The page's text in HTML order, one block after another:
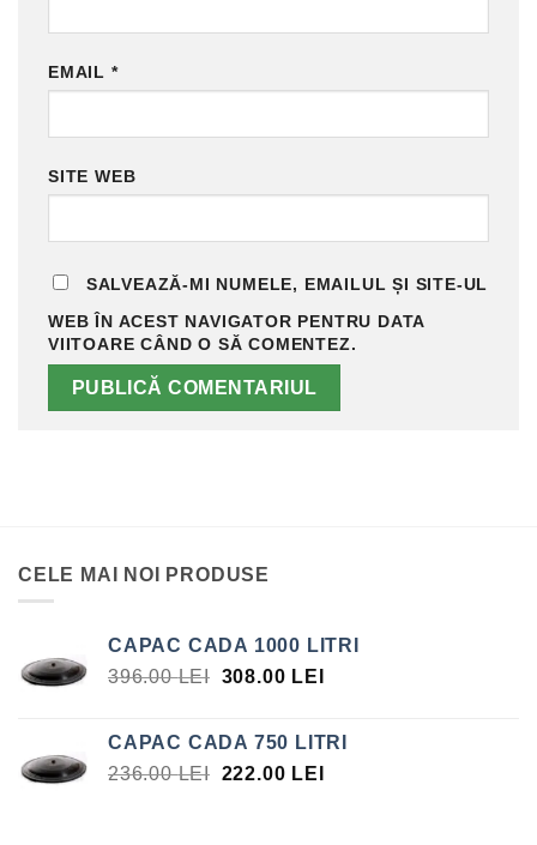
EMAIL *
SITE WEB
SALVEAZĂ-MI NUMELE, EMAILUL ȘI SITE-UL
WEB ÎN ACEST NAVIGATOR PENTRU DATA
VIITOARE CÂND O SĂ COMENTEZ.
CELE MAI NOI PRODUSE
CAPAC CADA 1000 LITRI
396.00LEI PREȚUL
FOST:
396.00 LEI.
308.00 LEI PREȚUL
308.00 LEI.
CAPAC CADA 750 LITRI
236.00LEI PREȚUL
222.00 LEI PREȚUL